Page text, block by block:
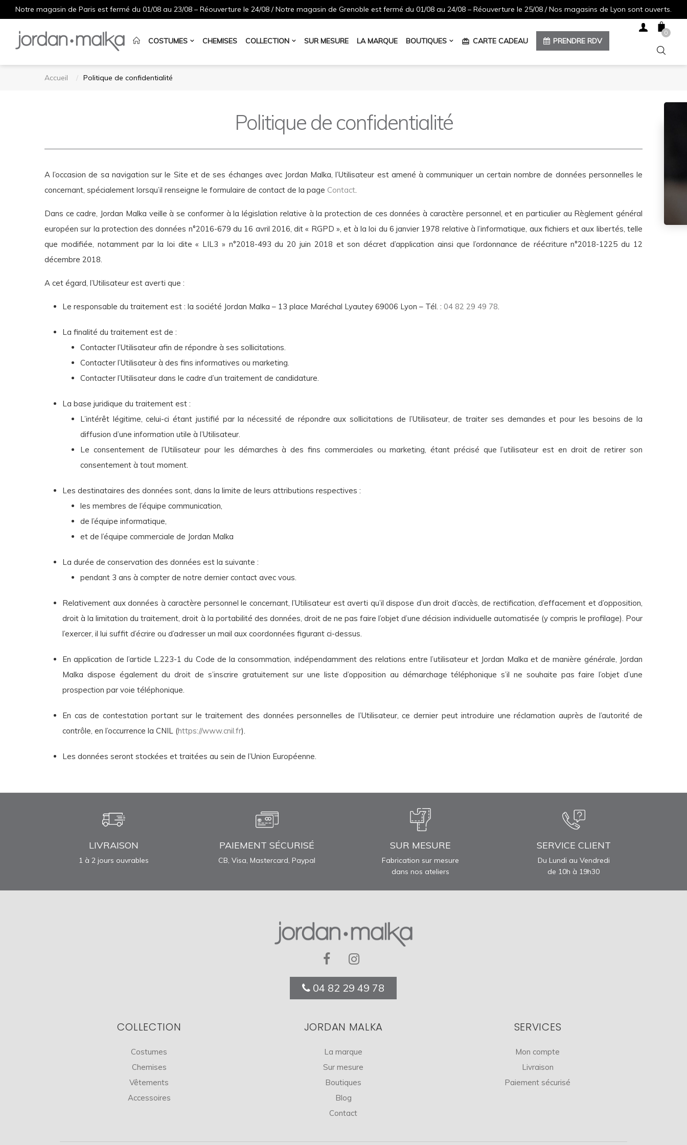
Notre magasin de Paris est fermé du 01/08 au 23/08 – Réouverture le 24/08 / Notre magasin de Grenoble est fermé du 01/08 au 24/08 – Réouverture le 25/08 / Nos magasins de Lyon sont ouverts.
COSTUMES CHEMISES COLLECTION SUR MESURE LA MARQUE BOUTIQUES redeem CARTE CADEAU PRENDRE RDV
0
Accueil Politique de confidentialité
Politique de confidentialité
A l’occasion de sa navigation sur le Site et de ses échanges avec Jordan Malka, l’Utilisateur est amené à communiquer un certain nombre de données personnelles le
concernant, spécialement lorsqu’il renseigne le formulaire de contact de la page Contact.
Dans ce cadre, Jordan Malka veille à se conformer à la législation relative à la protection de ces données à caractère personnel, et en particulier au Règlement général
européen sur la protection des données n°2016-679 du 16 avril 2016, dit « RGPD », et à la loi du 6 janvier 1978 relative à l’informatique, aux fichiers et aux libertés, telle
que modifiée, notamment par la loi dite « LIL3 » n°2018-493 du 20 juin 2018 et son décret d’application ainsi que l’ordonnance de réécriture n°2018-1225 du 12
décembre 2018.
A cet égard, l’Utilisateur est averti que :
Le responsable du traitement est : la société Jordan Malka – 13 place Maréchal Lyautey 69006 Lyon – Tél. : 04 82 29 49 78.
La finalité du traitement est de :
Contacter l’Utilisateur afin de répondre à ses sollicitations.
Contacter l’Utilisateur à des fins informatives ou marketing.
Contacter l’Utilisateur dans le cadre d’un traitement de candidature.
La base juridique du traitement est :
L’intérêt légitime, celui-ci étant justifié par la nécessité de répondre aux sollicitations de l’Utilisateur, de traiter ses demandes et pour les besoins de la
diffusion d’une information utile à l’Utilisateur.
Le consentement de l’Utilisateur pour les démarches à des fins commerciales ou marketing, étant précisé que l’utilisateur est en droit de retirer son
consentement à tout moment.
Les destinataires des données sont, dans la limite de leurs attributions respectives :
les membres de l’équipe communication,
de l’équipe informatique,
et de l’équipe commerciale de Jordan Malka
La durée de conservation des données est la suivante :
pendant 3 ans à compter de notre dernier contact avec vous.
Relativement aux données à caractère personnel le concernant, l’Utilisateur est averti qu’il dispose d’un droit d’accès, de rectification, d’effacement et d’opposition,
droit à la limitation du traitement, droit à la portabilité des données, droit de ne pas faire l’objet d’une décision individuelle automatisée (y compris le profilage). Pour
l’exercer, il lui suffit d’écrire ou d’adresser un mail aux coordonnées figurant ci-dessus.
En application de l’article L.223-1 du Code de la consommation, indépendamment des relations entre l’utilisateur et Jordan Malka et de manière générale, Jordan
Malka dispose également du droit de s’inscrire gratuitement sur une liste d’opposition au démarchage téléphonique s’il ne souhaite pas faire l’objet d’une
prospection par voie téléphonique.
En cas de contestation portant sur le traitement des données personnelles de l’Utilisateur, ce dernier peut introduire une réclamation auprès de l’autorité de
contrôle, en l’occurrence la CNIL (https://www.cnil.fr).
Les données seront stockées et traitées au sein de l’Union Européenne.
LIVRAISON
1 à 2 jours ouvrables
PAIEMENT SÉCURISÉ
CB, Visa, Mastercard, Paypal
SUR MESURE
Fabrication sur mesure
dans nos ateliers
SERVICE CLIENT
Du Lundi au Vendredi
de 10h à 19h30
04 82 29 49 78
COLLECTION
Costumes
Chemises
Vêtements
Accessoires
JORDAN MALKA
La marque
Sur mesure
Boutiques
Blog
Contact
SERVICES
Mon compte
Livraison
Paiement sécurisé